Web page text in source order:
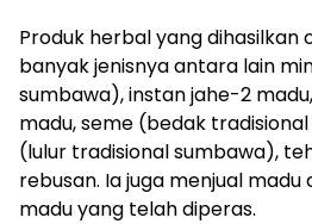
Produk herbal yang dihasilkan
banyak jenisnya antara lain
sumbawa), instan jahe-2
madu, seme (bedak
(lulur tradisional sumbawa),
rebusan. Ia juga menjual
madu yang telah diperas.